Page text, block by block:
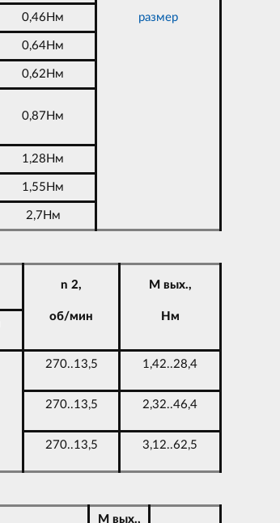
размер
0,46Нм
0,64Нм
0,62Нм
0,87Нм
1,28Нм
1,55Нм
2,7Нм
n 2,
об/мин
M вых.,
Нм
270..13,5 1,42..28,4
270..13,5 2,32..46,4
270..13,5 3,12..62,5
M вых.,